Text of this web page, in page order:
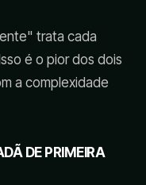
trata cada
é o pior dos dois
a complexidade
DE PRIMEIRA